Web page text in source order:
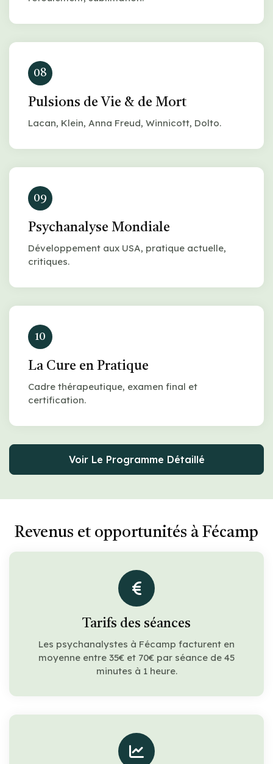
08
Pulsions de Vie & de Mort
Lacan, Klein, Anna Freud, Winnicott, Dolto.
09
Psychanalyse Mondiale
Développement aux USA, pratique actuelle,
critiques.
10
La Cure en Pratique
Cadre thérapeutique, examen final et
certification.
Voir Le Programme Détaillé
Revenus et opportunités à Fécamp
Tarifs des séances
Les psychanalystes à Fécamp facturent en
moyenne entre 35€ et 70€ par séance de 45
minutes à 1 heure.